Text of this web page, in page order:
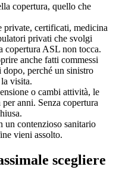
copertura, quello che
certificati, medicina
privati che svolgi
copertura ASL non tocca.
anche fatti commessi
perché un sinistro
visita.
o cambi attività, le
anni. Senza copertura
un contenzioso sanitario
vieni assolto.
scegliere